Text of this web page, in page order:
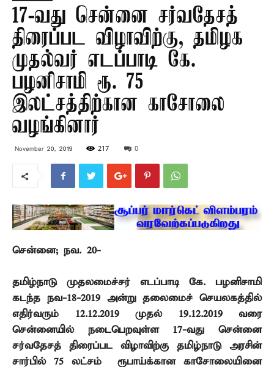
17-வது சென்னை சர்வதேசத்
திரைப்பட விழாவிற்கு, தமிழக
முதல்வர் எடப்பாடி கே.
பழனிசாமி ரூ. 75
இலட்சத்திற்கான காசோலை
வழங்கினார்
November 20, 2019 217 0
சென்னை; நவ. 20-
தமிழ்நாடு முதலமைச்சர் எடப்பாடி கே. பழனிசாமி
கடந்த நவ-18-2019 அன்று தலைமைச் செயலகத்தில்
எதிர்வரும் 12.12.2019முதல் 19.12.2019வரை
சென்னையில் நடைபெறவுள்ள 17-வது சென்னை
சர்வதேசத் திரைப்பட விழாவிற்கு தமிழ்நாடு அரசின்
சார்பில் 75 லட்சம் ரூபாய்க்கான காசோலையினை